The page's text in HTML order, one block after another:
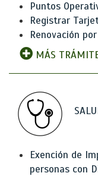
Puntos
Registrar
Renovación
MÁS
Exención de
personas con